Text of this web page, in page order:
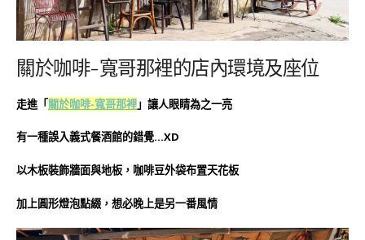
關於咖啡-寬哥那裡的店內環境及座位
走進「關於咖啡-寬哥那裡」讓人眼睛為之一亮
有一種誤入義式餐酒館的錯覺…XD
以木板裝飾牆面與地板，咖啡豆外袋布置天花板
加上圓形燈泡點綴，想必晚上是另一番風情